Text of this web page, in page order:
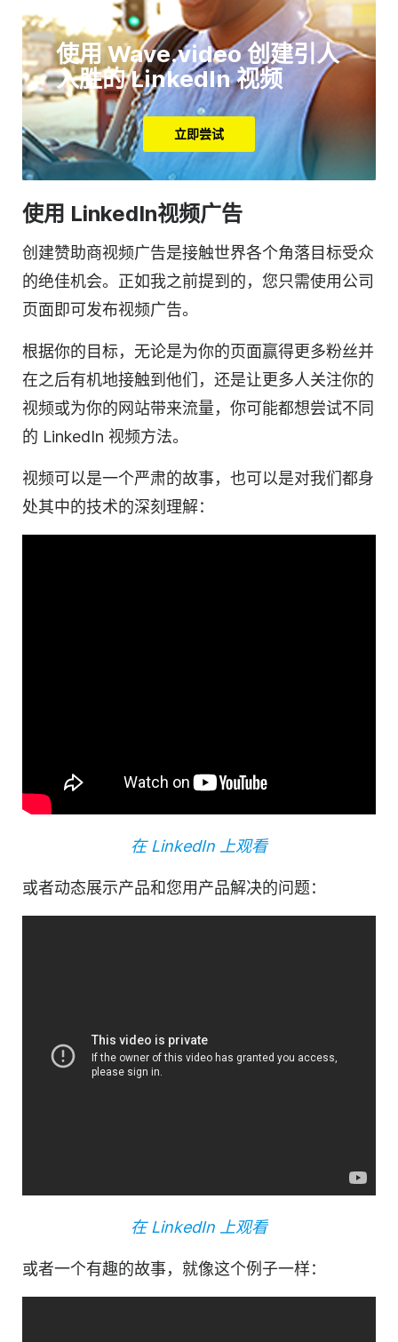
使用 Wave.video 创建引人
入胜的 LinkedIn 视频
立即尝试
使用 LinkedIn视频广告
创建赞助商视频广告是接触世界各个角落目标受众
的绝佳机会。正如我之前提到的，您只需使用公司
页面即可发布视频广告。
根据你的目标，无论是为你的页面赢得更多粉丝并
在之后有机地接触到他们，还是让更多人关注你的
视频或为你的网站带来流量，你可能都想尝试不同
的 LinkedIn 视频方法。
视频可以是一个严肃的故事，也可以是对我们都身
处其中的技术的深刻理解：
在 LinkedIn 上观看
或者动态展示产品和您用产品解决的问题：
在 LinkedIn 上观看
或者一个有趣的故事，就像这个例子一样：